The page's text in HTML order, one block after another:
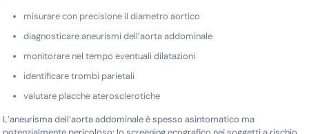
misurare con precisione il diametro aortico
diagnosticare aneurismi dell’aorta addominale
monitorare nel tempo eventuali dilatazioni
identificare trombi parietali
valutare placche aterosclerotiche
L’aneurisma dell’aorta addominale è spesso asintomatico ma